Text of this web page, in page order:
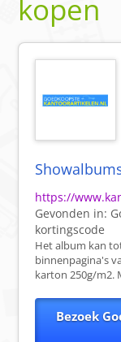
kopen
https://
Gevonden in:
kortingscode
Het album kan
binnenpagina's
karton 250g/m2.
Bezoek